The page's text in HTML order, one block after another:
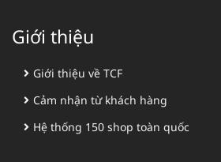
Giới thiệu
Giới thiệu về TCF
Cảm nhận từ khách hàng
Hệ thống 150 shop toàn quốc